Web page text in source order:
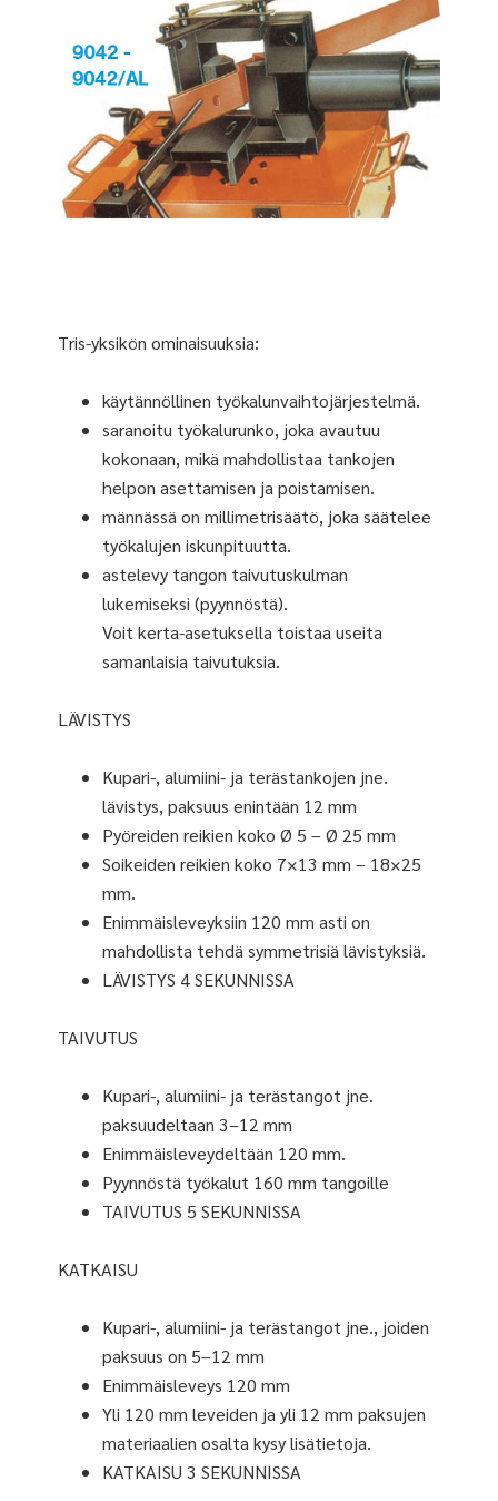
Tris-yksikön ominaisuuksia:
käytännöllinen työkalunvaihtojärjestelmä.
saranoitu työkalurunko, joka avautuu
kokonaan, mikä mahdollistaa tankojen
helpon asettamisen ja poistamisen.
männässä on millimetrisäätö, joka säätelee
työkalujen iskunpituutta.
astelevy tangon taivutuskulman
lukemiseksi (pyynnöstä).
Voit kerta-asetuksella toistaa useita
samanlaisia taivutuksia.
LÄVISTYS
Kupari-, alumiini- ja terästankojen jne.
lävistys, paksuus enintään 12 mm
Pyöreiden reikien koko Ø 5 – Ø 25 mm
Soikeiden reikien koko 7×13 mm – 18×25
mm.
Enimmäisleveyksiin 120 mm asti on
mahdollista tehdä symmetrisiä lävistyksiä.
LÄVISTYS 4 SEKUNNISSA
TAIVUTUS
Kupari-, alumiini- ja terästangot jne.
paksuudeltaan 3–12 mm
Enimmäisleveydeltään 120 mm.
Pyynnöstä työkalut 160 mm tangoille
TAIVUTUS 5 SEKUNNISSA
KATKAISU
Kupari-, alumiini- ja terästangot jne., joiden
paksuus on 5–12 mm
Enimmäisleveys 120 mm
Yli 120 mm leveiden ja yli 12 mm paksujen
materiaalien osalta kysy lisätietoja.
KATKAISU 3 SEKUNNISSA